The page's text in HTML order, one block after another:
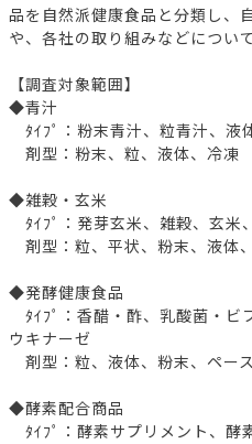
品を自然派健康食品と分類し、
や、各社の取り組みなどについ
【調査対象範囲】
◆青汁
ﾀｲﾌﾟ：粉末青汁、粒青汁、液
剤型：粉末、粒、液体、冷凍
◆雑穀・玄米
ﾀｲﾌﾟ：発芽玄米、雑穀、玄米
剤型：粒、平状、粉末、液体
◆発酵健康食品
ﾀｲﾌﾟ：香醋・酢、乳酸菌・ビ
ウキナーゼ
剤型：粒、液体、粉末、ペー
◆酵素配合商品
ﾀｲﾌﾟ：酵素サプリメント、酵